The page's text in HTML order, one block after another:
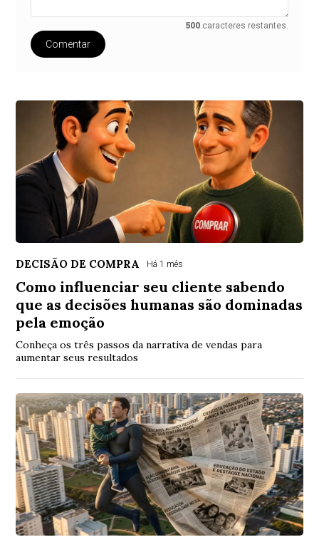
500 caracteres restantes.
Comentar
DECISÃO DE COMPRA Há 1 mês
Como influenciar seu cliente sabendo
que as decisões humanas são dominadas
pela emoção
Conheça os três passos da narrativa de vendas para
aumentar seus resultados